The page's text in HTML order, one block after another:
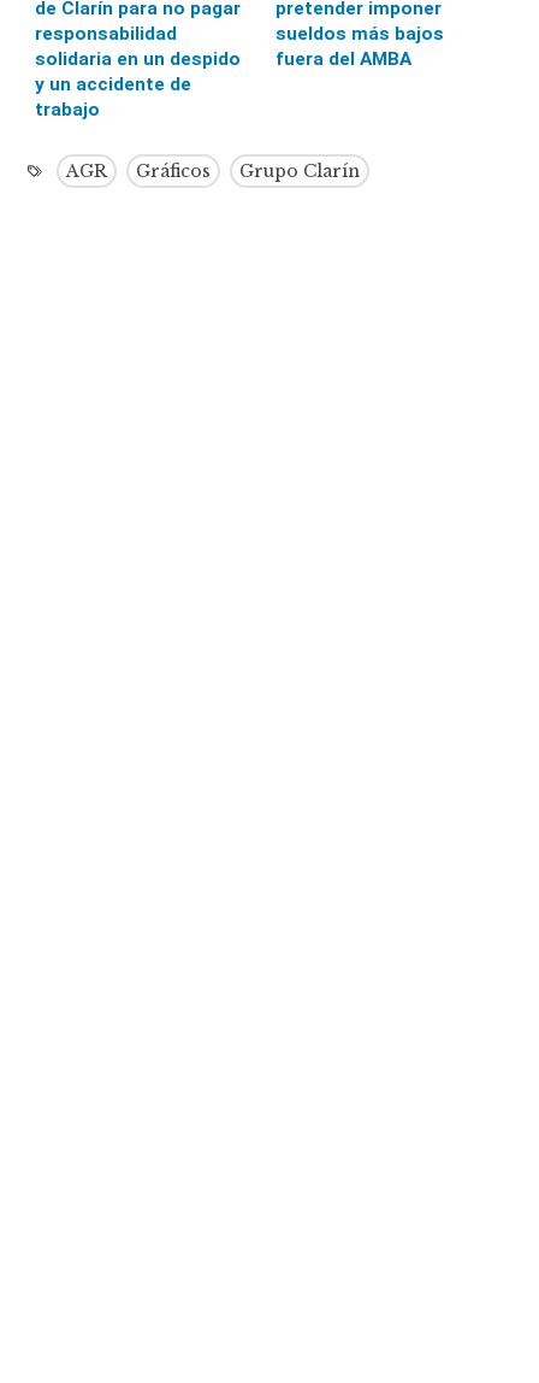
de Clarín para no pagar
responsabilidad
solidaria en un despido
y un accidente de
trabajo
pretender imponer
sueldos más bajos
fuera del AMBA
AGR Gráficos Grupo Clarín